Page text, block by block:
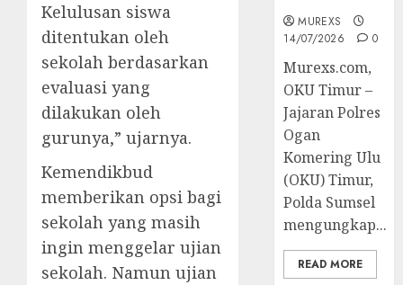
Kelulusan siswa
ditentukan oleh
sekolah berdasarkan
evaluasi yang
dilakukan oleh
gurunya,” ujarnya.
Kemendikbud
memberikan opsi bagi
sekolah yang masih
ingin menggelar ujian
sekolah. Namun ujian
MUREXS
14/07/2026
0
Murexs.com,
OKU Timur –
Jajaran Polres
Ogan
Komering Ulu
(OKU) Timur,
Polda Sumsel
mengungkap...
READ MORE